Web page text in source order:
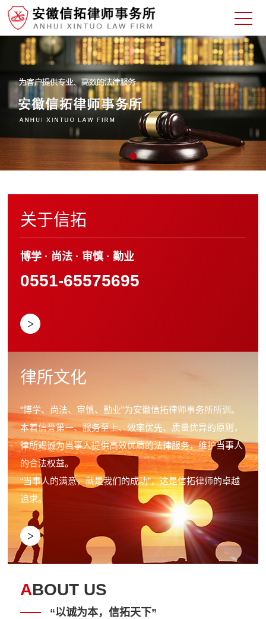
1
关于信拓
博学 · 尚法 · 审慎 · 勤业
0551-65575695
>
律所文化
“博学、尚法、审慎、勤业”为安徽信拓律师事务所所训。
本着信誉第一、服务至上、效率优先、质量优异的原则，
律所竭诚为当事人提供高效优质的法律服务，维护当事人
的合法权益。
“当事人的满意，就是我们的成功”，这是信拓律师的卓越
追求。
>
ABOUT US
“以诚为本，信拓天下”